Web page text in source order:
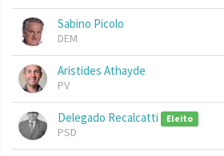
Sabino Picolo
DEM
Aristides Athayde
PV
Delegado Recalcatti Eleito
PSD